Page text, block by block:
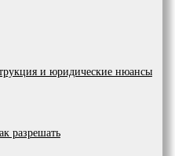
и юридические нюансы
разрешать